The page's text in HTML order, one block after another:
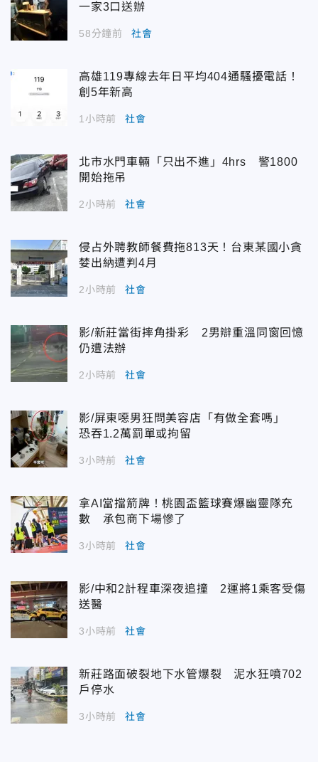
一家3口送辦
58分鐘前 社會
高雄119專線去年日平均404通騷擾電話！
創5年新高
1小時前 社會
北市水門車輛「只出不進」4hrs 警1800
開始拖吊
2小時前 社會
侵占外聘教師餐費拖813天！台東某國小貪
婪出納遭判4月
2小時前 社會
影/新莊當街摔角掛彩 2男辯重溫同窗回憶
仍遭法辦
2小時前 社會
影/屏東噁男狂問美容店「有做全套嗎」
恐吞1.2萬罰單或拘留
3小時前 社會
拿AI當擋箭牌！桃園盃籃球賽爆幽靈隊充
數 承包商下場慘了
3小時前 社會
影/中和2計程車深夜追撞 2運將1乘客受傷
送醫
3小時前 社會
新莊路面破裂地下水管爆裂 泥水狂噴702
戶停水
3小時前 社會